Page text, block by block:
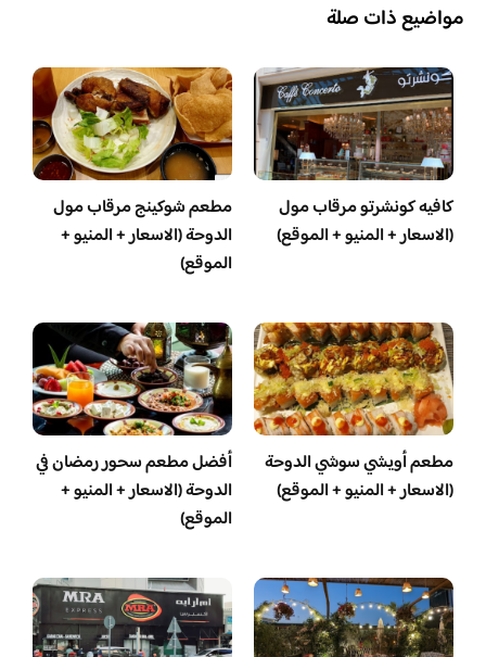
مواضيع ذات صلة
كافيه كونشرتو مرقاب مول
(الاسعار + المنيو + الموقع)
مطعم شوكينج مرقاب مول
الدوحة (الاسعار + المنيو +
الموقع)
مطعم أويشي سوشي الدوحة
(الاسعار + المنيو + الموقع)
أفضل مطعم سحور رمضان في
الدوحة (الاسعار + المنيو +
الموقع)